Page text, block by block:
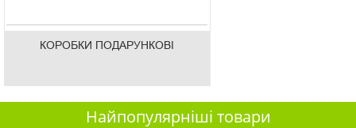
КОРОБКИ ПОДАРУНКОВІ
Найпопулярніші товари